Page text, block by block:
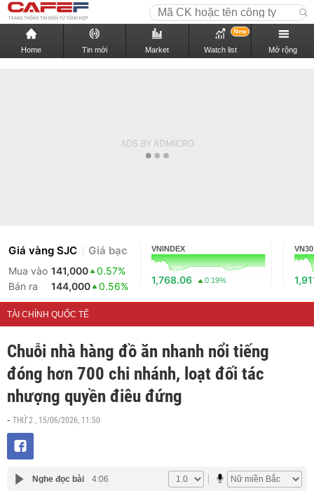
Home Tin mới Market Watch list
New
Mở rộng
Giá vàng SJC Giá bạc
Mua vào 141,000
0.57%
Bán ra
144,000 0.56%
VNINDEX
1,768.06 0.19%
VN30
TÀI CHÍNH QUỐC TẾ
Chuỗi nhà hàng đồ ăn nhanh nổi tiếng
đóng hơn 700 chi nhánh, loạt đối tác
nhượng quyền điêu đứng
- THỨ 2 , 15/06/2026, 11:50
Nghe đọc bài 4:06